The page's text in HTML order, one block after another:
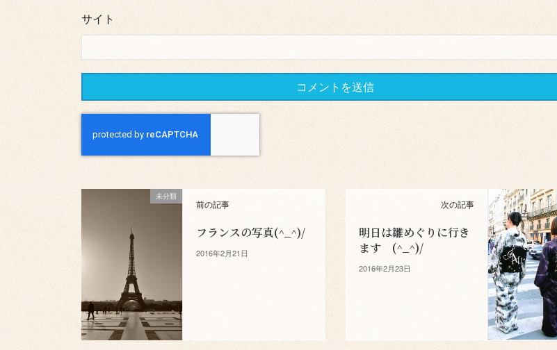
サイト
未分類
前の記事
フランスの写真(^_^)/
2016年2月21日
次の記事
明日は雛めぐりに行き
ます (^_^)/
2016年2月23日